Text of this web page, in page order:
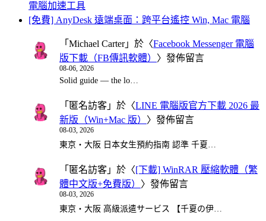
電腦加速工具
[免費] AnyDesk 遠端桌面：跨平台遙控 Win, Mac 電腦
「 Michael Carter」於〈Facebook Messenger 電腦
版下載（FB傳訊軟體） 〉發佈留言
08-06, 2026
Solid guide — the lo…
「 匿名訪客 」於〈LINE 電腦版官方下載 2026 最
新版（Win+Mac 版） 〉發佈留言
08-03, 2026
東京・大阪 日本女生預約指南 認準 千夏…
「 匿名訪客 」於〈[下載] WinRAR 壓縮軟體（繁
體中文版+免費版） 〉發佈留言
08-03, 2026
東京・大阪 高級派遣サービス 【千夏の伊…